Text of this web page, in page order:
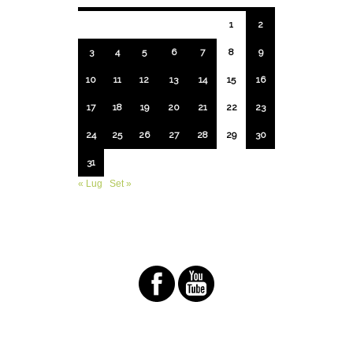
1 2
3 4 5 6 7 8 9
10 11 12 13 14 15 16
17 18 19 20 21 22 23
24 25 26 27 28 29 30
31
« Lug
Set »